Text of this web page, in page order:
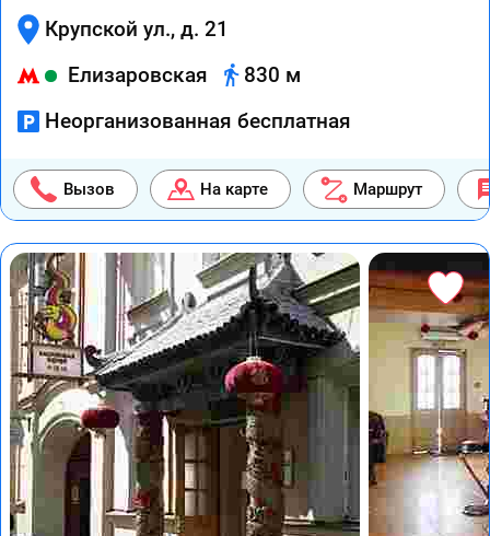
Крупской ул., д. 21
Елизаровская
830 м
Неорганизованная бесплатная
Вызов На карте Маршрут